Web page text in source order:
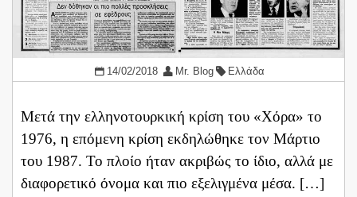
14/02/2018 Mr. Blog Ελλάδα
Μετά την ελληνοτουρκική κρίση του «Χόρα» το
1976, η επόμενη κρίση εκδηλώθηκε τον Μάρτιο
του 1987. Το πλοίο ήταν ακριβώς το ίδιο, αλλά με
διαφορετικό όνομα και πιο εξελιγμένα μέσα. […]